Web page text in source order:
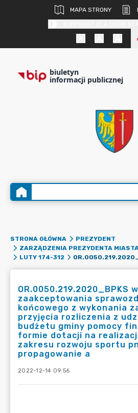
MAPA STRONY
biuletyn
informacji publicznej
STRONA GŁÓWNA
PREZYDENT
ZARZĄDZENIA PREZYDENTA
LUTY 174-312
OR.0050.219.2020_BPKS
zaakceptowania
końcowego z wykonania
przyjęcia rozliczenia z
budżetu gminy pomocy
formie dotacji na
zakresu rozwoju sportu
propagowanie a
2022-12-14 09:56